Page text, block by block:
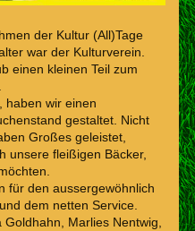
der Kultur (All)Tage
war der Kulturverein.
einen kleinen Teil zum
haben wir einen
gestaltet. Nicht
Großes geleistet,
unsere fleißigen Bäcker,
für den aussergewöhnlich
dem netten Service.
Marlies Nentwig,